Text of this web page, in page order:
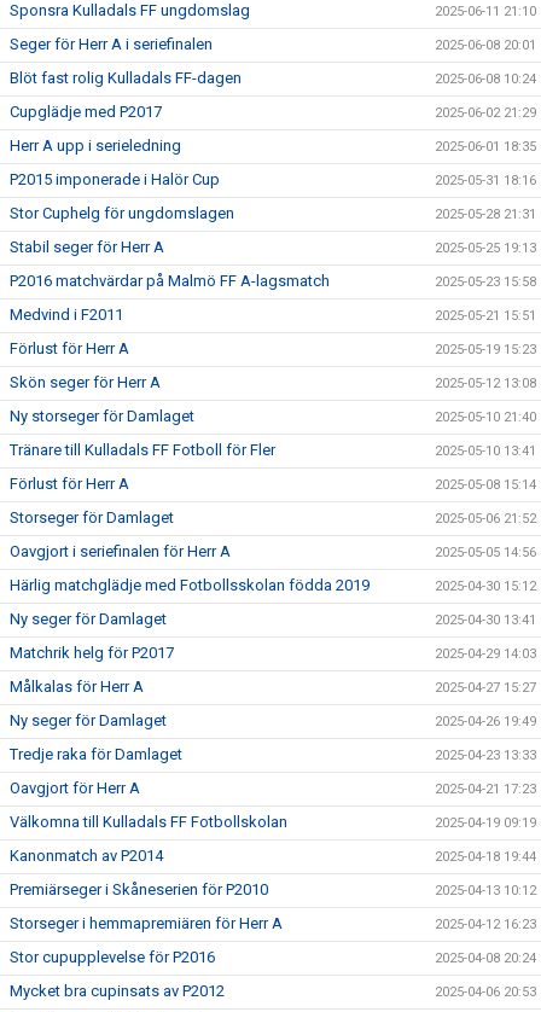
Sponsra Kulladals FF ungdomslag 2025-06-11 21:10
Seger för Herr A i seriefinalen 2025-06-08 20:01
Blöt fast rolig Kulladals FF-dagen 2025-06-08 10:24
Cupglädje med P2017 2025-06-02 21:29
Herr A upp i serieledning 2025-06-01 18:35
P2015 imponerade i Halör Cup 2025-05-31 18:16
Stor Cuphelg för ungdomslagen 2025-05-28 21:31
Stabil seger för Herr A 2025-05-25 19:13
P2016 matchvärdar på Malmö FF A-lagsmatch 2025-05-23 15:58
Medvind i F2011 2025-05-21 15:51
Förlust för Herr A 2025-05-19 15:23
Skön seger för Herr A 2025-05-12 13:08
Ny storseger för Damlaget 2025-05-10 21:40
Tränare till Kulladals FF Fotboll för Fler 2025-05-10 13:41
Förlust för Herr A 2025-05-08 15:14
Storseger för Damlaget 2025-05-06 21:52
Oavgjort i seriefinalen för Herr A 2025-05-05 14:56
Härlig matchglädje med Fotbollsskolan födda 2019 2025-04-30 15:12
Ny seger för Damlaget 2025-04-30 13:41
Matchrik helg för P2017 2025-04-29 14:03
Målkalas för Herr A 2025-04-27 15:27
Ny seger för Damlaget 2025-04-26 19:49
Tredje raka för Damlaget 2025-04-23 13:33
Oavgjort för Herr A 2025-04-21 17:23
Välkomna till Kulladals FF Fotbollskolan 2025-04-19 09:19
Kanonmatch av P2014 2025-04-18 19:44
Premiärseger i Skåneserien för P2010 2025-04-13 10:12
Storseger i hemmapremiären för Herr A 2025-04-12 16:23
Stor cupupplevelse för P2016 2025-04-08 20:24
Mycket bra cupinsats av P2012 2025-04-06 20:53